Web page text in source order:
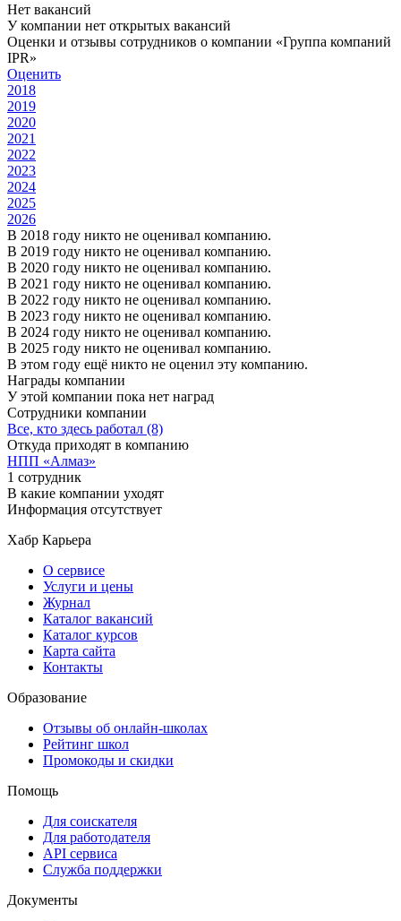
Нет вакансий
У компании нет открытых вакансий
Оценки и отзывы сотрудников о компании «Группа компаний
IPR»
Оценить
2018
2019
2020
2021
2022
2023
2024
2025
2026
В 2018 году никто не оценивал компанию.
В 2019 году никто не оценивал компанию.
В 2020 году никто не оценивал компанию.
В 2021 году никто не оценивал компанию.
В 2022 году никто не оценивал компанию.
В 2023 году никто не оценивал компанию.
В 2024 году никто не оценивал компанию.
В 2025 году никто не оценивал компанию.
В этом году ещё никто не оценил эту компанию.
Награды компании
У этой компании пока нет наград
Сотрудники компании
Все, кто здесь работал (8)
Откуда приходят в компанию
НПП «Алмаз»
1 сотрудник
В какие компании уходят
Информация отсутствует
Хабр Карьера
О сервисе
Услуги и цены
Журнал
Каталог вакансий
Каталог курсов
Карта сайта
Контакты
Образование
Отзывы об онлайн-школах
Рейтинг школ
Промокоды и скидки
Помощь
Для соискателя
Для работодателя
API сервиса
Служба поддержки
Документы